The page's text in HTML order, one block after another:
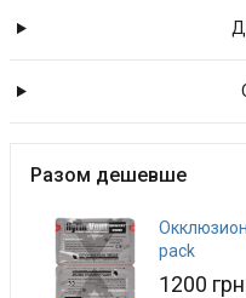
Разом дешевше
pack
1200